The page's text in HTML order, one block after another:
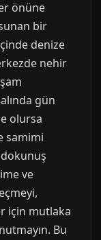
önüne
bir
denize
nehir
gün
olursa
samimi
ve
için mutlaka
Bu